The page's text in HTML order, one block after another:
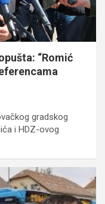
“Romić
gradskog
i HDZ-ovog